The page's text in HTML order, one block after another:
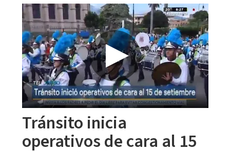
Tránsito inicia
operativos de cara al 15